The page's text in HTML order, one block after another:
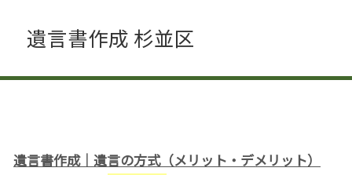
遺言書作成 杉並区
遺言書作成｜遺言の方式（メリット・デメリット）